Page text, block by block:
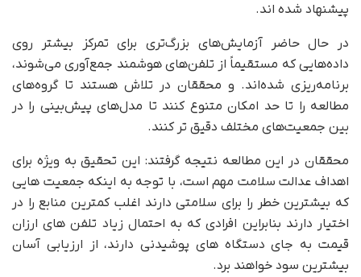
پیشنهاد شده اند.
در حال حاضر آزمایش‌های بزرگ‌تری برای تمرکز بیشتر روی
داده‌هایی که مستقیماً از تلفن‌های هوشمند جمع‌آوری می‌شوند،
برنامه‌ریزی شده‌اند. و محققان در تلاش هستند تا گروه‌های
مطالعه را تا حد امکان متنوع کنند تا مدل‌های پیش‌بینی را در
بین جمعیت‌های مختلف دقیق تر کنند.
محققان در این مطالعه نتیجه گرفتند: این تحقیق به ویژه برای
اهداف عدالت سلامت مهم است، با توجه به اینکه جمعیت هایی
که بیشترین خطر را برای سلامتی دارند اغلب کمترین منابع را در
اختیار دارند بنابراین افرادی که به احتمال زیاد تلفن های ارزان
قیمت به جای دستگاه های پوشیدنی دارند، از ارزیابی آسان
بیشترین سود خواهند برد.